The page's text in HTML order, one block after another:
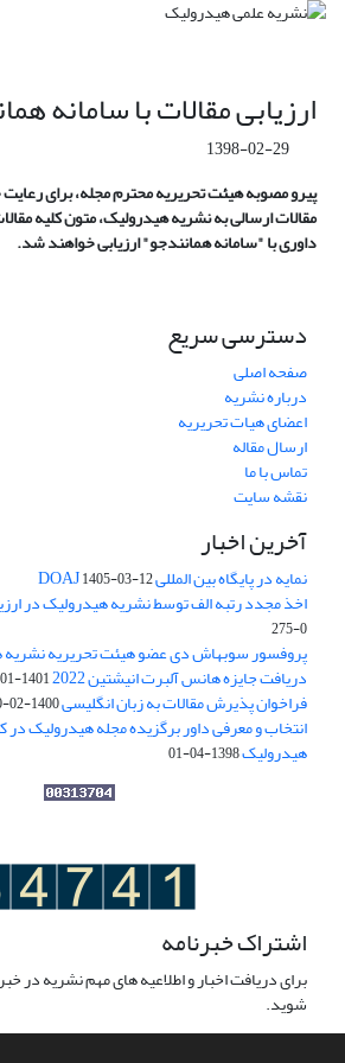
ارزیابی مقالات با سامانه
1398-02-29
پیرو مصوبه هیئت تحریریه محترم مجله، برای
مقالات ارسالی به نشریه هیدرولیک، متون کلیه
داوری با"سامانه همانندجو"ارزیابی خواهند شد.
دسترسی سریع
صفحه اصلی
درباره نشریه
اعضای هیات تحریریه
ارسال مقاله
تماس با ما
نقشه سایت
آخرین اخبار
نمایه در پایگاه بین المللی DOAJ1405-03-12
اخذ مجدد رتبه الف توسط نشریه هیدرولیک در
0-275
پروفسور سوبهاش دی عضو هیئت تحریریه نشریه
دریافت جایزه هانس آلبرت انیشتین 2022 1401-01-12
فراخوان پذیرش مقالات به زبان انگلیسی1400-02-30
انتخاب و معرفی داور برگزیده مجله هیدرولیک در
هیدرولیک1398-04-01
اشتراک خبرنامه
برای دریافت اخبار و اطلاعیه های مهم نشریه در
شوید.